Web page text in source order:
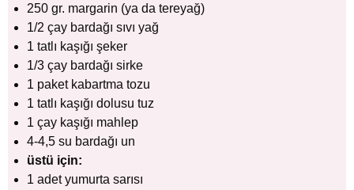
250 gr. margarin (ya da tereyağ)
1/2 çay bardağı sıvı yağ
1 tatlı kaşığı şeker
1/3 çay bardağı sirke
1 paket kabartma tozu
1 tatlı kaşığı dolusu tuz
1 çay kaşığı mahlep
4-4,5 su bardağı un
üstü için:
1 adet yumurta sarısı